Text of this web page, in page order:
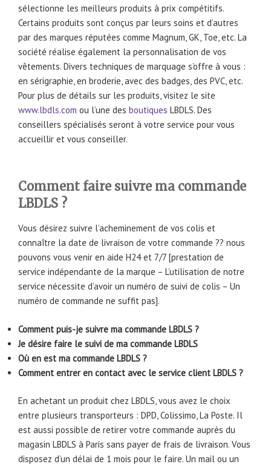
sélectionne les meilleurs produits à prix compétitifs.
Certains produits sont conçus par leurs soins et d’autres
par des marques réputées comme Magnum, GK, Toe, etc. La
société réalise également la personnalisation de vos
vêtements. Divers techniques de marquage s’offre à vous :
en sérigraphie, en broderie, avec des badges, des PVC, etc.
Pour plus de détails sur les produits, visitez le site
www.lbdls.com ou l’une des boutiques LBDLS. Des
conseillers spécialisés seront à votre service pour vous
accueillir et vous conseiller.
Comment faire suivre ma commande
LBDLS ?
Vous désirez suivre l’acheminement de vos colis et
connaître la date de livraison de votre commande ?? nous
pouvons vous venir en aide H24 et 7/7 [prestation de
service indépendante de la marque – L’utilisation de notre
service nécessite d’avoir un numéro de suivi de colis – Un
numéro de commande ne suffit pas].
Comment puis-je suivre ma commande LBDLS ?
Je désire faire le suivi de ma commande LBDLS
Où en est ma commande LBDLS ?
Comment entrer en contact avec le service client LBDLS ?
En achetant un produit chez LBDLS, vous avez le choix
entre plusieurs transporteurs : DPD, Colissimo, La Poste. Il
est aussi possible de retirer votre commande auprès du
magasin LBDLS à Paris sans payer de frais de livraison. Vous
disposez d’un délai de 1 mois pour le faire. Un mail ou un